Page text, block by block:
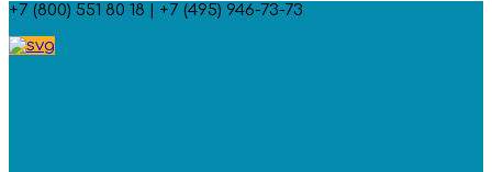
+7 (800) 551 80 18 | +7 (495) 946-73-73